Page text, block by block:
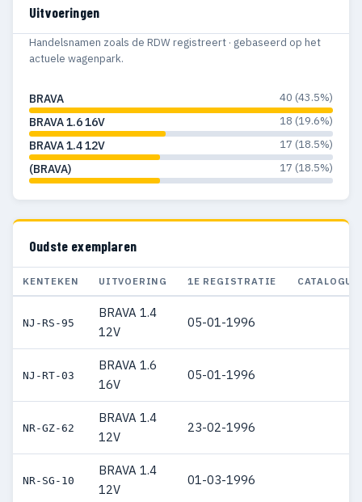
Uitvoeringen
Handelsnamen zoals de RDW registreert · gebaseerd op het
actuele wagenpark.
BRAVA 40 (43.5%)
BRAVA 1.6 16V 18 (19.6%)
BRAVA 1.4 12V 17 (18.5%)
(BRAVA) 17 (18.5%)
Oudste exemplaren
KENTEKEN UITVOERING 1E REGISTRATIE
NJ-RS-95
BRAVA 1.4
12V
05-01-1996
NJ-RT-03
BRAVA 1.6
16V
05-01-1996
NR-GZ-62
BRAVA 1.4
12V
23-02-1996
NR-SG-10
BRAVA 1.4
12V
01-03-1996